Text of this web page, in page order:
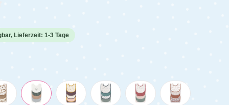
Bewertung von 0 von 5 Sternen
Lieferzeit: 1-3 Tage